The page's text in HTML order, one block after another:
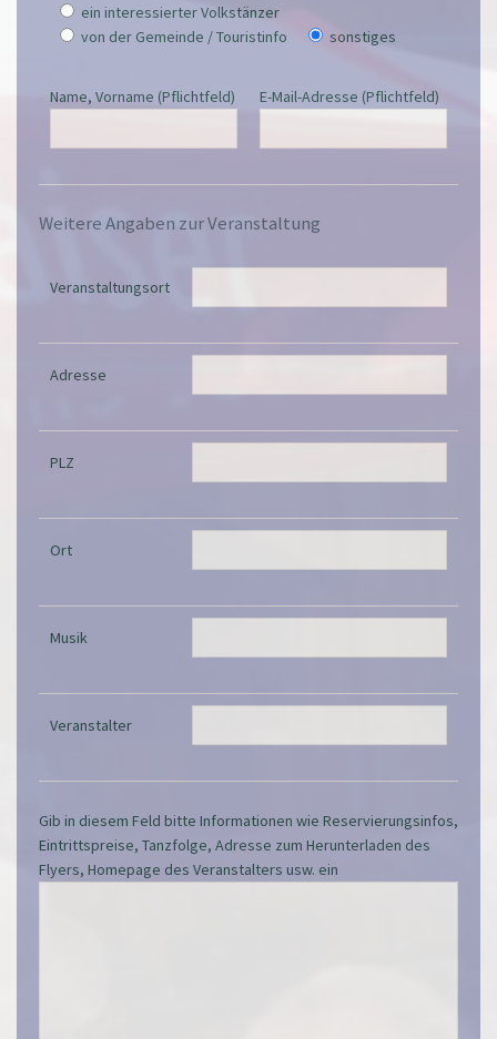
ein interessierter Volkstänzer
von der Gemeinde / Touristinfo
sonstiges
Name, Vorname (Pflichtfeld) E-Mail-Adresse (Pflichtfeld)
Weitere Angaben zur Veranstaltung
Veranstaltungsort
Adresse
PLZ
Ort
Musik
Veranstalter
Gib in diesem Feld bitte Informationen wie Reservierungsinfos,
Eintrittspreise, Tanzfolge, Adresse zum Herunterladen des
Flyers, Homepage des Veranstalters usw. ein